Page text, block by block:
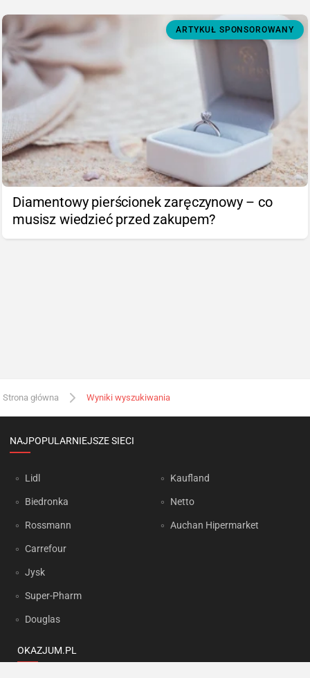
ARTYKUŁ SPONSOROWANY
Diamentowy pierścionek zaręczynowy – co
musisz wiedzieć przed zakupem?
Strona główna Wyniki wyszukiwania
NAJPOPULARNIEJSZE SIECI
Lidl
Biedronka
Rossmann
Carrefour
Jysk
Super-Pharm
Douglas
Kaufland
Netto
Auchan Hipermarket
OKAZJUM.PL